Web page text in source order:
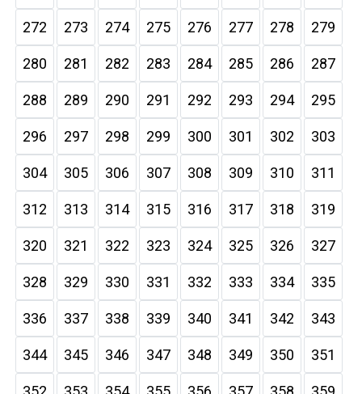
272 273 274 275 276 277 278 279
280 281 282 283 284 285 286 287
288 289 290 291 292 293 294 295
296 297 298 299 300 301 302 303
304 305 306 307 308 309 310 311
312 313 314 315 316 317 318 319
320 321 322 323 324 325 326 327
328 329 330 331 332 333 334 335
336 337 338 339 340 341 342 343
344 345 346 347 348 349 350 351